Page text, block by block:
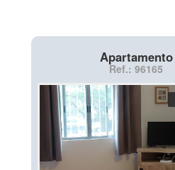
Apartamento
Ref.: 96165